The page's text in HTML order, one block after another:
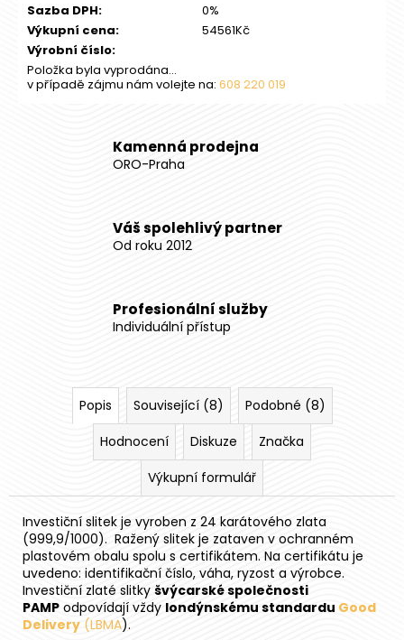
Sazba DPH:
0%
Výkupní cena:
54561Kč
Výrobní číslo:
Položka byla vyprodána…
v případě zájmu nám volejte na: 608 220 019
Kamenná prodejna
ORO-Praha
Váš spolehlivý partner
Od roku 2012
Profesionální služby
Individuální přístup
Popis Související (8)
Podobné (8)
Hodnocení
Diskuze
Značka
Výkupní formulář
Investiční slitek je vyroben z 24 karátového zlata
(999,9/1000). Ražený slitek je zataven v ochranném
plastovém obalu spolu s certifikátem. Na certifikátu je
uvedeno: identifikační číslo, váha, ryzost a výrobce.
Investiční zlaté slitky švýcarské společnosti
PAMP odpovídají vždy londýnskému standardu Good
Delivery (LBMA).